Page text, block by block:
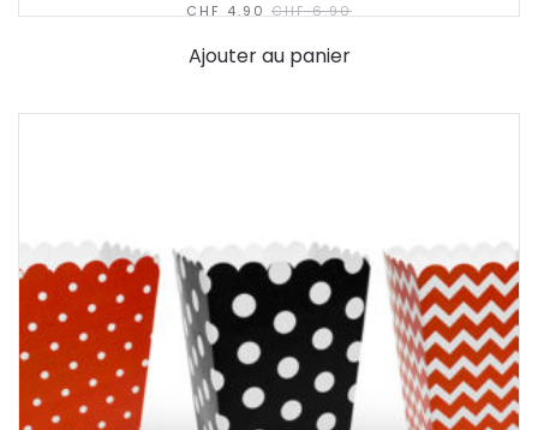
CHF 4.90 CHF6.90
Ajouter au panier